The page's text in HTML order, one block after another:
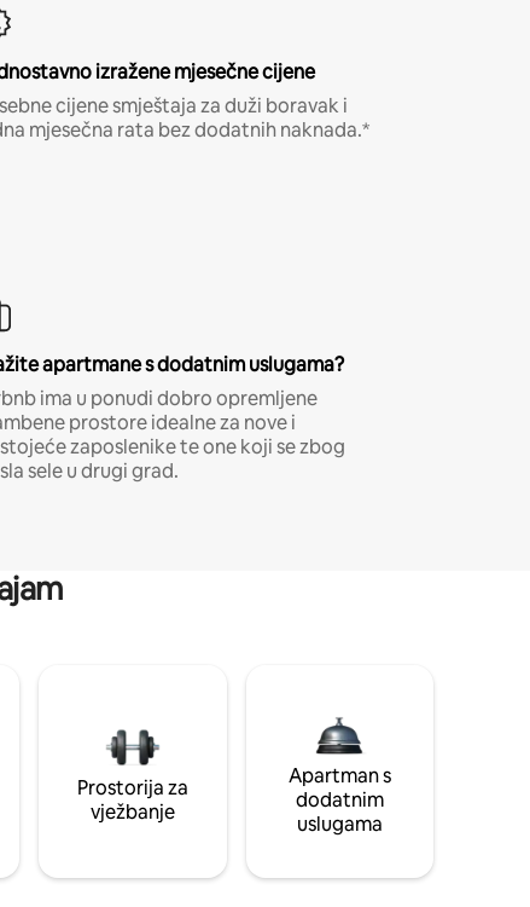
izražene mjesečne cijene
cijene smještaja za duži boravak i
mjesečna rata bez dodatnih naknada.*
apartmane s dodatnim uslugama?
ima u ponudi dobro opremljene
prostore idealne za nove i
zaposlenike te one koji se zbog
sele u drugi grad.
Prostorija za
vježbanje
Apartman s
dodatnim
uslugama